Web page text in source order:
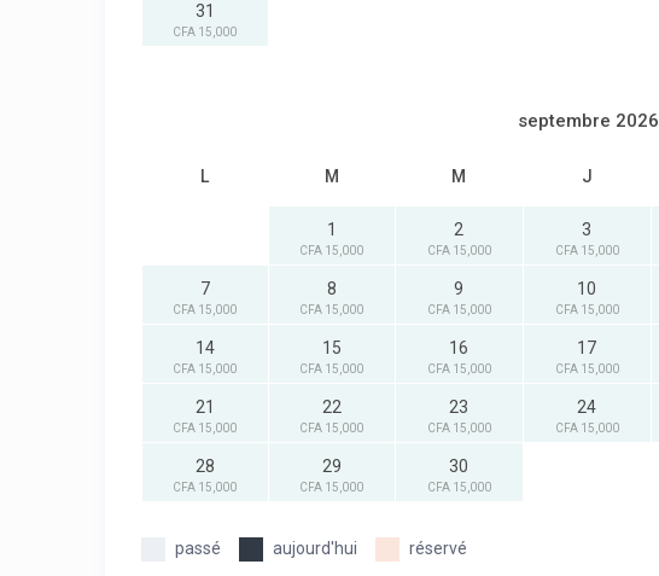
31
CFA 15,000
septembre 2026
L M M J
1
CFA 15,000
2
CFA 15,000
3
CFA 15,000
7
CFA 15,000
8
CFA 15,000
9
CFA 15,000
10
CFA 15,000
14
CFA 15,000
15
CFA 15,000
16
CFA 15,000
17
CFA 15,000
21
CFA 15,000
22
CFA 15,000
23
CFA 15,000
24
CFA 15,000
28
CFA 15,000
29
CFA 15,000
30
CFA 15,000
passé aujourd'hui réservé